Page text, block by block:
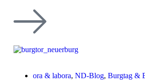
ora & labora, ND-Blog, Burgtag &